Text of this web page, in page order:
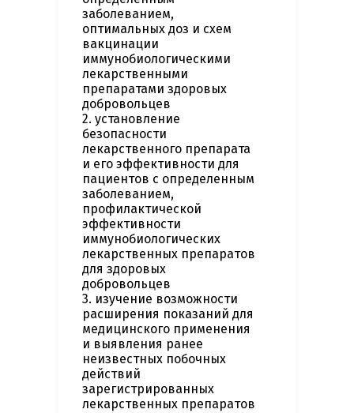
заболеванием,
оптимальных доз и схем
вакцинации
иммунобиологическими
лекарственными
препаратами здоровых
добровольцев
2. установление
безопасности
лекарственного препарата
и его эффективности для
пациентов с определенным
заболеванием,
профилактической
эффективности
иммунобиологических
лекарственных препаратов
для здоровых
добровольцев
3. изучение возможности
расширения показаний для
медицинского применения
и выявления ранее
неизвестных побочных
действий
зарегистрированных
лекарственных препаратов